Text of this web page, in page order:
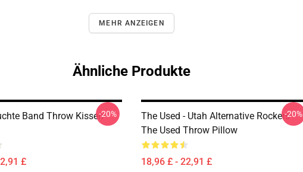
MEHR ANZEIGEN
Ähnliche Produkte
Band Throw Kissen
£
-20%
The Used - Utah Alternative Rockers
The Used Throw Pillow
18,96 £ - 22,91 £
-20%